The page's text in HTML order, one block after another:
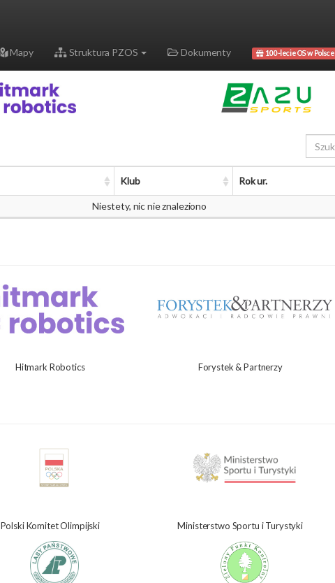
Mapy Struktura PZOS Dokumenty 100-lecie OS w Polsce
Klub Rok ur.
Niestety, nic nie znaleziono
Hitmark Robotics Forystek & Partnerzy
Polski Komitet Olimpijski Ministerstwo Sportu i Turystyki